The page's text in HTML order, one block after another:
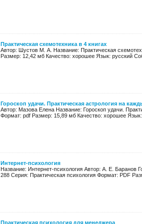
Практическая схемотехника в 4 книгах
Автор: Шустов М. А. Название: Практическая
Размер: 12,42 мб Качество: хорошее Язык: русский
Гороскоп удачи. Практическая астрология на
Автор: Мазова Елена Название: Гороскоп удачи.
Формат: pdf Размер: 15,89 мб Качество: хорошее Язык:
Интернет-психология
Название: Интернет-психология Автор: А. Е. Баранов
288 Серия: Практическая психология Формат: PDF
Практическая психология для менеджера